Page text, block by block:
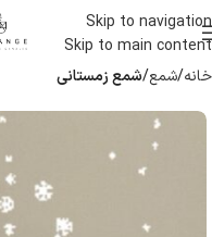
Skip to navigation
Skip to main content
خانه شمع شمع زمستانی